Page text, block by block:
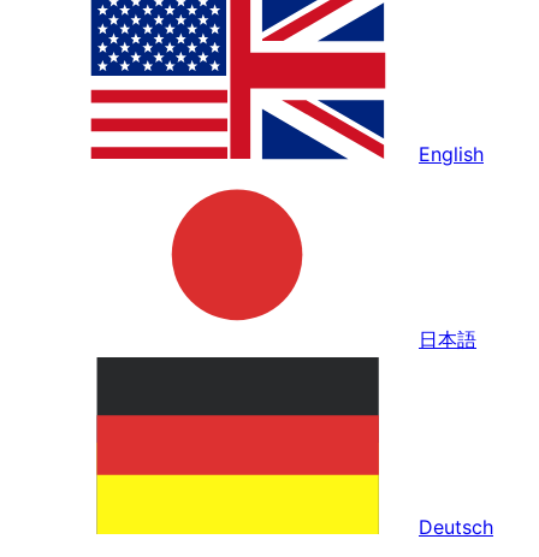
English
日本語
Deutsch